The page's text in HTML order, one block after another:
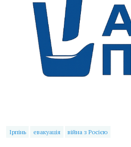
Ірпінь евакуація війна з Росією